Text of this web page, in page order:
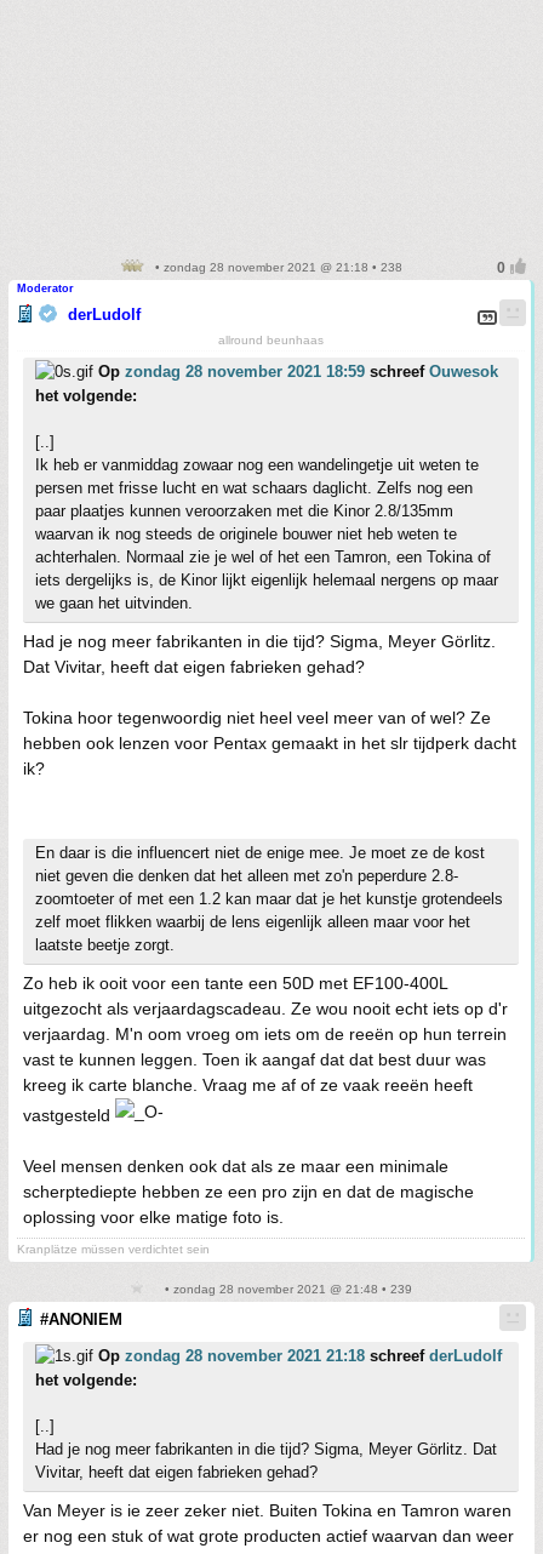
• zondag 28 november 2021 @ 21:18 • 238
Moderator
derLudolf
allround beunhaas
Op zondag 28 november 2021 18:59 schreef Ouwesok
het volgende:
[..]
Ik heb er vanmiddag zowaar nog een wandelingetje uit weten te
persen met frisse lucht en wat schaars daglicht. Zelfs nog een
paar plaatjes kunnen veroorzaken met die Kinor 2.8/135mm
waarvan ik nog steeds de originele bouwer niet heb weten te
achterhalen. Normaal zie je wel of het een Tamron, een Tokina of
iets dergelijks is, de Kinor lijkt eigenlijk helemaal nergens op maar
we gaan het uitvinden.
Had je nog meer fabrikanten in die tijd? Sigma, Meyer Görlitz.
Dat Vivitar, heeft dat eigen fabrieken gehad?
Tokina hoor tegenwoordig niet heel veel meer van of wel? Ze
hebben ook lenzen voor Pentax gemaakt in het slr tijdperk dacht
ik?
En daar is die influencert niet de enige mee. Je moet ze de kost
niet geven die denken dat het alleen met zo'n peperdure 2.8-
zoomtoeter of met een 1.2 kan maar dat je het kunstje grotendeels
zelf moet flikken waarbij de lens eigenlijk alleen maar voor het
laatste beetje zorgt.
Zo heb ik ooit voor een tante een 50D met EF100-400L
uitgezocht als verjaardagscadeau. Ze wou nooit echt iets op d'r
verjaardag. M'n oom vroeg om iets om de reeën op hun terrein
vast te kunnen leggen. Toen ik aangaf dat dat best duur was
kreeg ik carte blanche. Vraag me af of ze vaak reeën heeft
vastgesteld
Veel mensen denken ook dat als ze maar een minimale
scherptediepte hebben ze een pro zijn en dat de magische
oplossing voor elke matige foto is.
Kranplätze müssen verdichtet sein
• zondag 28 november 2021 @ 21:48 • 239
#ANONIEM
Op zondag 28 november 2021 21:18 schreef derLudolf
het volgende:
[..]
Had je nog meer fabrikanten in die tijd? Sigma, Meyer Görlitz. Dat
Vivitar, heeft dat eigen fabrieken gehad?
Van Meyer is ie zeer zeker niet. Buiten Tokina en Tamron waren
er nog een stuk of wat grote producten actief waarvan dan weer